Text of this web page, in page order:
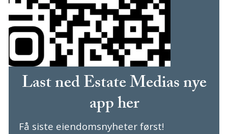
Last ned Estate Medias nye
app her
Få siste eiendomsnyheter først!